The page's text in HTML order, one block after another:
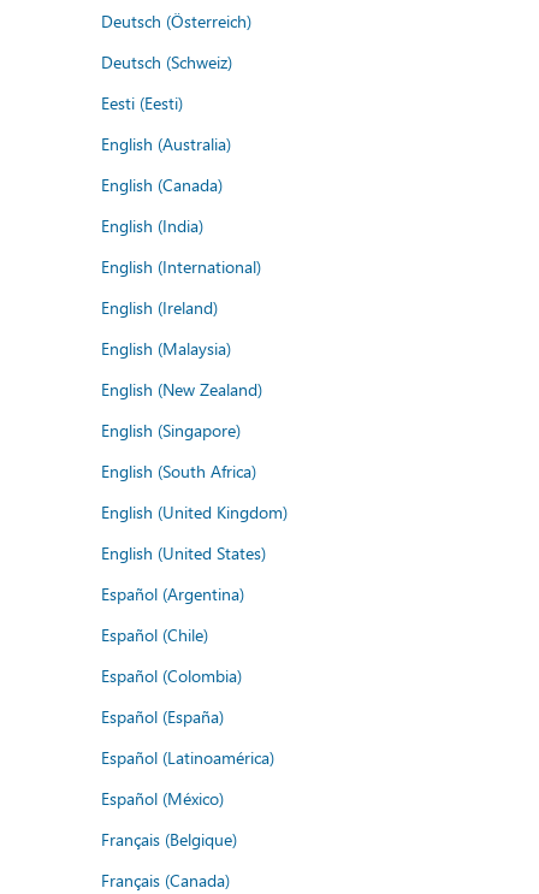
Deutsch (Österreich)
Deutsch (Schweiz)
Eesti (Eesti)
English (Australia)
English (Canada)
English (India)
English (International)
English (Ireland)
English (Malaysia)
English (New Zealand)
English (Singapore)
English (South Africa)
English (United Kingdom)
English (United States)
Español (Argentina)
Español (Chile)
Español (Colombia)
Español (España)
Español (Latinoamérica)
Español (México)
Français (Belgique)
Français (Canada)